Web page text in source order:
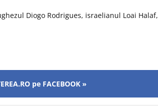
Diogo Rodrigues, israelianul Loai Halaf,
pe FACEBOOK »